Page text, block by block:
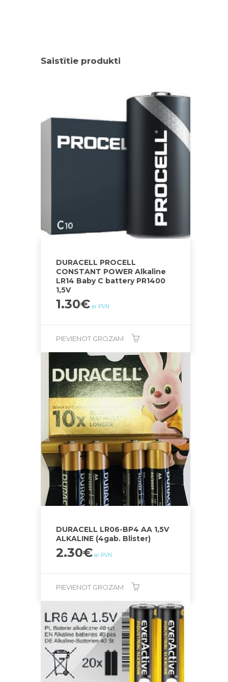
Saistītie produkti
DURACELL PROCELL
CONSTANT POWER Alkaline
LR14 Baby C battery PR1400
1,5V
1.30€ ar PVN
PIEVIENOT GROZAM
DURACELL LR06-BP4 AA 1,5V
ALKALINE (4gab. Blister)
2.30€ ar PVN
PIEVIENOT GROZAM